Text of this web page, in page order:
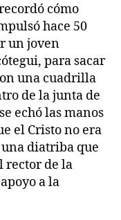
cómo
hace 50
un joven
para sacar
una cuadrilla
de la junta de
echó las manos
el Cristo no era
diatriba que
rector de la
a la